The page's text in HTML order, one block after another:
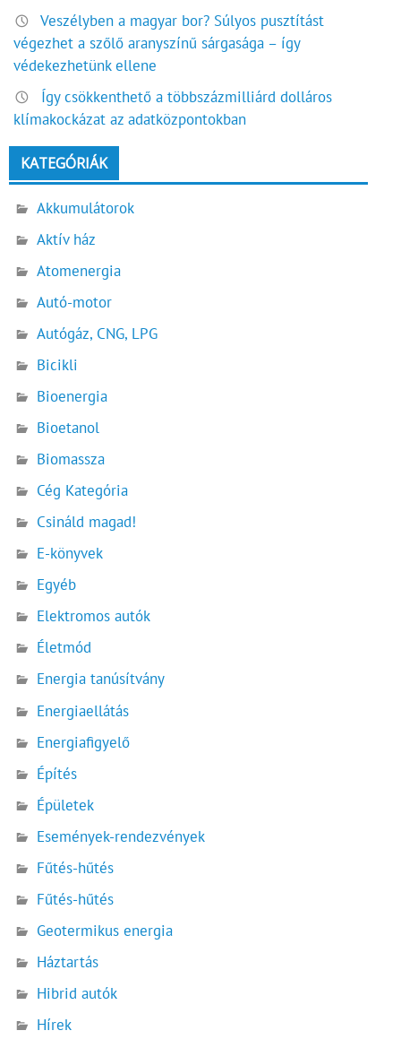
Veszélyben a magyar bor? Súlyos pusztítást
végezhet a szőlő aranyszínű sárgasága – így
védekezhetünk ellene
Így csökkenthető a többszázmilliárd dolláros
klímakockázat az adatközpontokban
KATEGÓRIÁK
Akkumulátorok
Aktív ház
Atomenergia
Autó-motor
Autógáz, CNG, LPG
Bicikli
Bioenergia
Bioetanol
Biomassza
Cég Kategória
Csináld magad!
E-könyvek
Egyéb
Elektromos autók
Életmód
Energia tanúsítvány
Energiaellátás
Energiafigyelő
Építés
Épületek
Események-rendezvények
Fűtés-hűtés
Fűtés-hűtés
Geotermikus energia
Háztartás
Hibrid autók
Hírek